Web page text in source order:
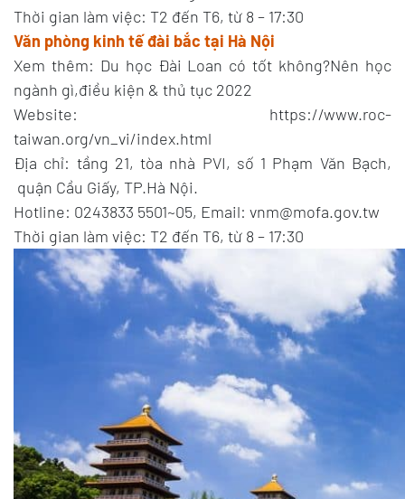
Thời gian làm việc: T2 đến T6, từ 8 – 17:30
Văn phòng kinh tế đài bắc tại Hà Nội
Xem thêm: Du học Đài Loan có tốt không?Nên học
ngành gì,điều kiện & thủ tục 2022
Website: https://www.roc-
taiwan.org/vn_vi/index.html
Địa chỉ: tầng 21, tòa nhà PVI, số 1 Phạm Văn Bạch,
quận Cầu Giấy, TP.Hà Nội.
Hotline: 0243833 5501~05, Email: vnm@mofa.gov.tw
Thời gian làm việc: T2 đến T6, từ 8 – 17:30